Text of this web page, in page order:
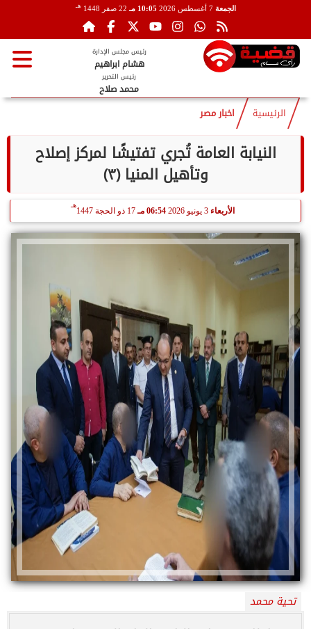
الجمعة 7 أغسطس 2026 10:05 مـ 22 صفر 1448 هـ
رئيس مجلس الإدارة
هشام ابراهيم
رئيس التحرير
محمد صلاح
الرئيسية اخبار مصر
النيابة العامة تُجري تفتيشًا لمركز إصلاح
وتأهيل المنيا (٣)
الأربعاء 06:54 مـ 17 ذو الحجة 1447
هـ
تحية محمد